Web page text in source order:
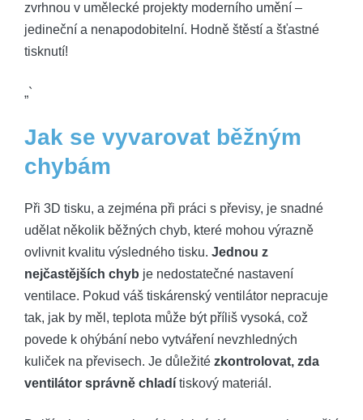
zvrhnou v umělecké projekty moderního umění –
jedineční a nenapodobitelní. Hodně štěstí a šťastné
tisknutí!
„`
Jak se vyvarovat běžným
chybám
Při 3D tisku, a zejména při práci s převisy, je snadné
udělat několik běžných chyb, které mohou výrazně
ovlivnit kvalitu výsledného tisku. Jednou z
nejčastějších chyb je nedostatečné nastavení
ventilace. Pokud váš tiskárenský ventilátor nepracuje
tak, jak by měl, teplota může být příliš vysoká, což
povede k ohýbání nebo vytváření nevzhledných
kuliček na převisech. Je důležité zkontrolovat, zda
ventilátor správně chladí tiskový materiál.